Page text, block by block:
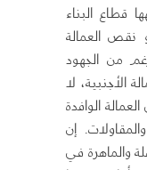
قطاع البناء
نقص العمالة
من الجهود
الأجنبية، لا
الوافدة
إن
والماهرة في